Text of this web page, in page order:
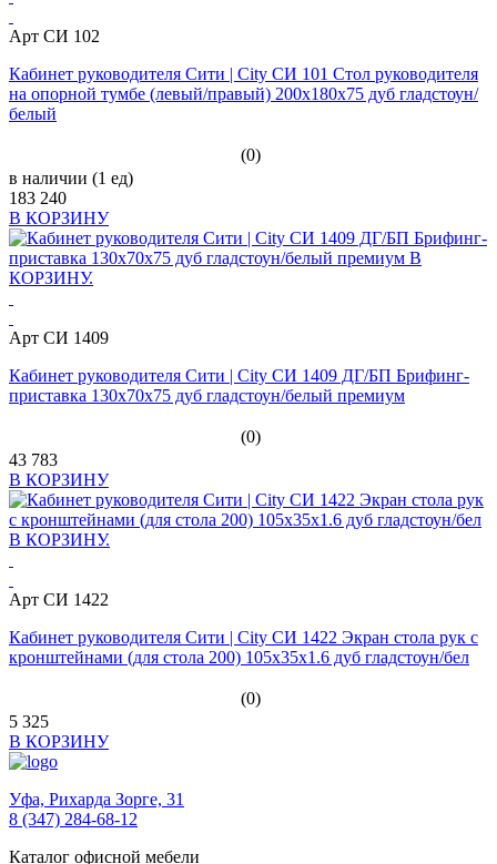
Арт СИ 102
Кабинет руководителя Сити | City СИ 101 Стол руководителя
на опорной тумбе (левый/правый) 200x180x75 дуб гладстоун/
белый
(0)
в наличии (1 ед)
183 240
В КОРЗИНУ
Арт СИ 1409
Кабинет руководителя Сити | City СИ 1409 ДГ/БП Брифинг-
приставка 130x70x75 дуб гладстоун/белый премиум
(0)
43 783
В КОРЗИНУ
Арт СИ 1422
Кабинет руководителя Сити | City СИ 1422 Экран стола рук с
кронштейнами (для стола 200) 105x35x1.6 дуб гладстоун/бел
(0)
5 325
В КОРЗИНУ
Уфа, Рихарда Зорге, 31
8 (347) 284-68-12
Каталог офисной мебели